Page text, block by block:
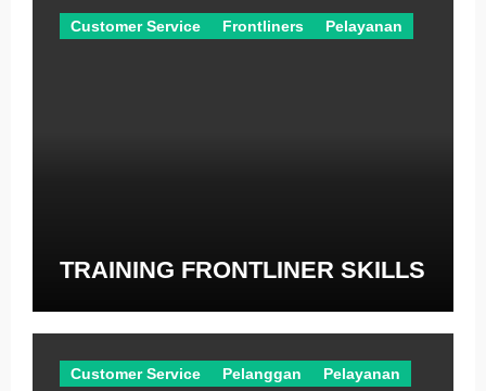
Customer Service Frontliners Pelayanan
TRAINING FRONTLINER SKILLS
Customer Service Pelanggan Pelayanan